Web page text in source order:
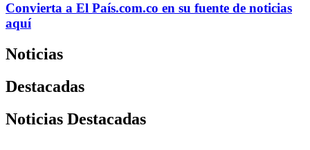
Convierta a El País.com.co en su fuente de noticias
aquí
Noticias
Destacadas
Noticias Destacadas